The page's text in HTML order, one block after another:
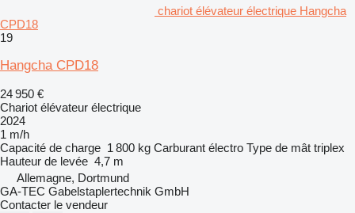
chariot élévateur électrique Hangcha
CPD18
19
Hangcha CPD18
24 950 €
Chariot élévateur électrique
2024
1 m/h
Capacité de charge 1 800 kg Carburant électro Type de mât triplex
Hauteur de levée 4,7 m
Allemagne, Dortmund
GA-TEC Gabelstaplertechnik GmbH
Contacter le vendeur